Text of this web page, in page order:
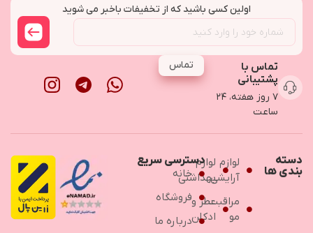
اولین کسی باشید که از تخفیفات باخبر می شوید
تماس با
پشتیبانی
۷ روز هفته، ۲۴
ساعت
تماس
دسته
بندی ها
لوازم
آرایشی
مراقبت
مو
لوازم
بهداشتی
عطر و
ادکلن
دسترسی سریع
خانه
فروشگاه
درباره ما